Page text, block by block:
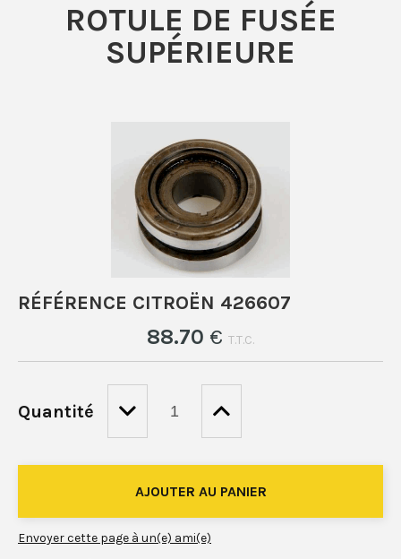
ROTULE DE FUSÉE
SUPÉRIEURE
RÉFÉRENCE CITROËN 426607
88.70 € T.T.C.
Quantité
Envoyer cette page à un(e) ami(e)